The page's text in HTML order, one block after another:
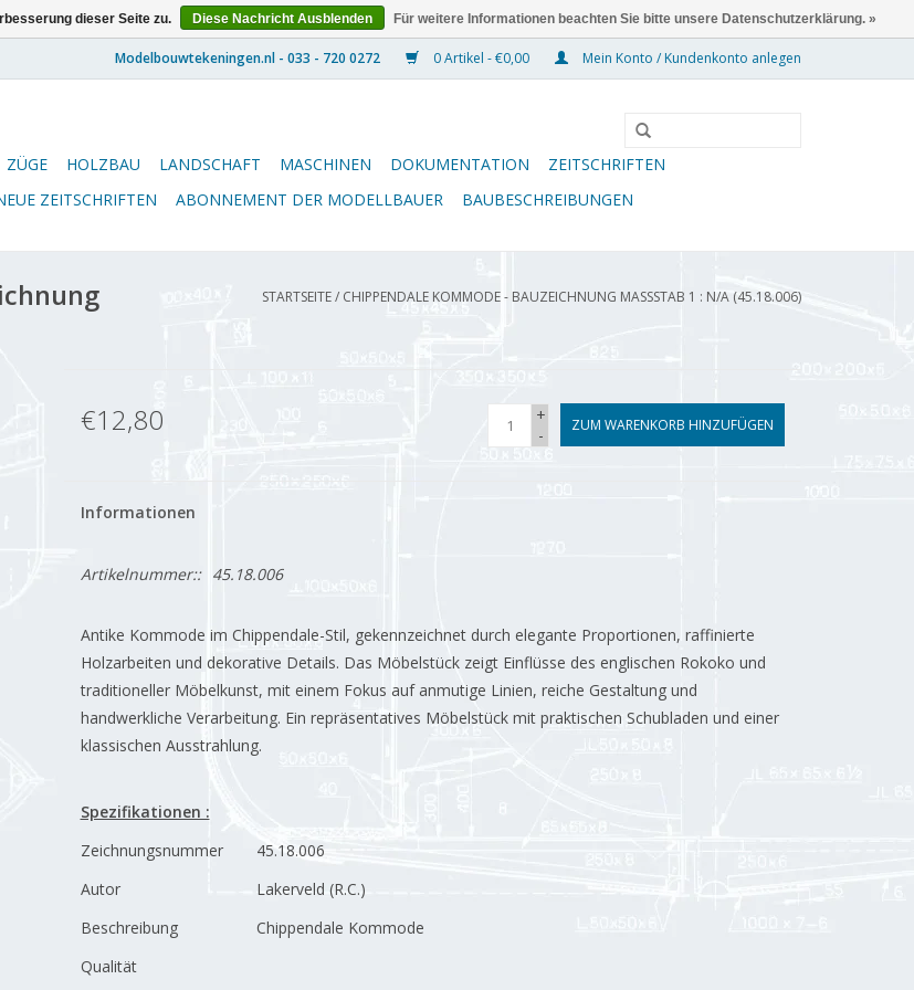
0 Artikel - €0,00 Mein Konto / Kundenkonto anlegen
ZÜGE HOLZBAU LANDSCHAFT MASCHINEN DOKUMENTATION
ZEITSCHRIFTEN
ZEITSCHRIFTEN ABONNEMENT DER MODELLBAUER BAUBESCHREIBUNGEN
STARTSEITE/ CHIPPENDALE KOMMODE - BAUZEICHNUNG MASSSTAB 1 : N/A (45.18.006)
€12,80
+
-
ZUM WARENKORB HINZUFÜGEN
Informationen
Artikelnummer:: 45.18.006
Antike Kommode im Chippendale-Stil, gekennzeichnet durch elegante Proportionen, raffinierte
Holzarbeiten und dekorative Details. Das Möbelstück zeigt Einflüsse des englischen Rokoko und
traditioneller Möbelkunst, mit einem Fokus auf anmutige Linien, reiche Gestaltung und
handwerkliche Verarbeitung. Ein repräsentatives Möbelstück mit praktischen Schubladen und einer
klassischen Ausstrahlung.
Spezifikationen :
Zeichnungsnummer
45.18.006
Autor
Lakerveld (R.C.)
Beschreibung
Chippendale Kommode
Qualität
dieser Seite zu. Diese Nachricht Ausblenden Für weitere Informationen beachten Sie bitte unsere Datenschutzerklärung. »